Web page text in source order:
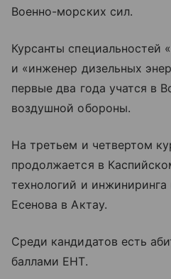
Военно-морских сил.
Курсанты специальностей
и «инженер дизельных
первые два года учатся в
воздушной обороны.
На третьем и четвертом
продолжается в
технологий и
Есенова в Актау.
Среди кандидатов есть
баллами ЕНТ.